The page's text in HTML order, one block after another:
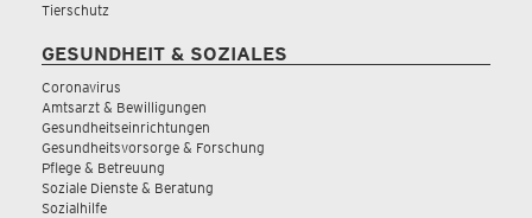
Tierschutz
GESUNDHEIT & SOZIALES
Coronavirus
Amtsarzt & Bewilligungen
Gesundheitseinrichtungen
Gesundheitsvorsorge & Forschung
Pflege & Betreuung
Soziale Dienste & Beratung
Sozialhilfe